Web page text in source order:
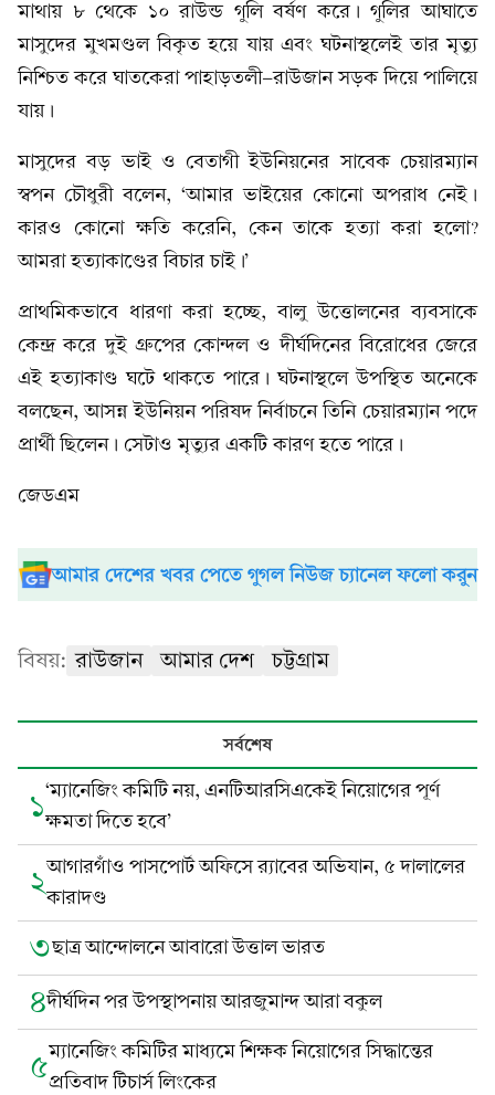
মাথায় ৮ থেকে ১০ রাউন্ড গুলি বর্ষণ করে। গুলির আঘাতে
মাসুদের মুখমণ্ডল বিকৃত হয়ে যায় এবং ঘটনাস্থলেই তার মৃত্যু
নিশ্চিত করে ঘাতকেরা পাহাড়তলী-রাউজান সড়ক দিয়ে পালিয়ে
যায়।
মাসুদের বড় ভাই ও বেতাগী ইউনিয়নের সাবেক চেয়ারম্যান
স্বপন চৌধুরী বলেন, ‘আমার ভাইয়ের কোনো অপরাধ নেই।
কারও কোনো ক্ষতি করেনি, কেন তাকে হত্যা করা হলো?
আমরা হত্যাকাণ্ডের বিচার চাই।’
প্রাথমিকভাবে ধারণা করা হচ্ছে, বালু উত্তোলনের ব্যবসাকে
কেন্দ্র করে দুই গ্রুপের কোন্দল ও দীর্ঘদিনের বিরোধের জেরে
এই হত্যাকাণ্ড ঘটে থাকতে পারে। ঘটনাস্থলে উপস্থিত অনেকে
বলছেন, আসন্ন ইউনিয়ন পরিষদ নির্বাচনে তিনি চেয়ারম্যান পদে
প্রার্থী ছিলেন। সেটাও মৃত্যুর একটি কারণ হতে পারে।
জেডএম
আমার দেশের খবর পেতে গুগল নিউজ চ্যানেল ফলো করুন
বিষয়: রাউজান আমার দেশ চট্টগ্রাম
সর্বশেষ
১‘ম্যানেজিং কমিটি নয়, এনটিআরসিএকেই নিয়োগের পূর্ণ
ক্ষমতা দিতে হবে’
২আগারগাঁও পাসপোর্ট অফিসে র‌্যাবের অভিযান, ৫ দালালের
কারাদণ্ড
৩ছাত্র আন্দোলনে আবারো উত্তাল ভারত
৪দীর্ঘদিন পর উপস্থাপনায় আরজুমান্দ আরা বকুল
৫ম্যানেজিং কমিটির মাধ্যমে শিক্ষক নিয়োগের সিদ্ধান্তের
প্রতিবাদ টিচার্স লিংকের